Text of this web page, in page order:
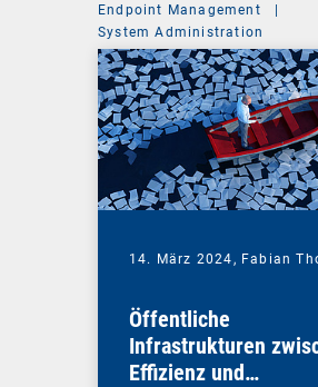
Endpoint Management
System Administration
14. März 2024, Fabian
Öffentliche
Infrastrukturen
Effizienz und